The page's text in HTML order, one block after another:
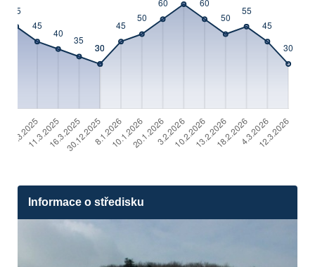
Informace o středisku